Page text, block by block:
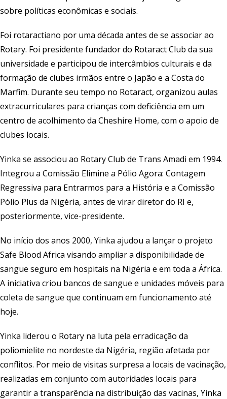
sobre políticas econômicas e sociais.
Foi rotaractiano por uma década antes de se associar ao
Rotary. Foi presidente fundador do Rotaract Club da sua
universidade e participou de intercâmbios culturais e da
formação de clubes irmãos entre o Japão e a Costa do
Marfim. Durante seu tempo no Rotaract, organizou aulas
extracurriculares para crianças com deficiência em um
centro de acolhimento da Cheshire Home, com o apoio de
clubes locais.
Yinka se associou ao Rotary Club de Trans Amadi em 1994.
Integrou a Comissão Elimine a Pólio Agora: Contagem
Regressiva para Entrarmos para a História e a Comissão
Pólio Plus da Nigéria, antes de virar diretor do RI e,
posteriormente, vice-presidente.
No início dos anos 2000, Yinka ajudou a lançar o projeto
Safe Blood Africa visando ampliar a disponibilidade de
sangue seguro em hospitais na Nigéria e em toda a África.
A iniciativa criou bancos de sangue e unidades móveis para
coleta de sangue que continuam em funcionamento até
hoje.
Yinka liderou o Rotary na luta pela erradicação da
poliomielite no nordeste da Nigéria, região afetada por
conflitos. Por meio de visitas surpresa a locais de vacinação,
realizadas em conjunto com autoridades locais para
garantir a transparência na distribuição das vacinas, Yinka